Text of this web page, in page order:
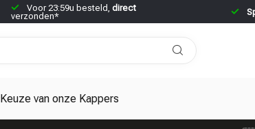
Voor 23:59u besteld, direct
verzonden*
Keuze van onze Kappers